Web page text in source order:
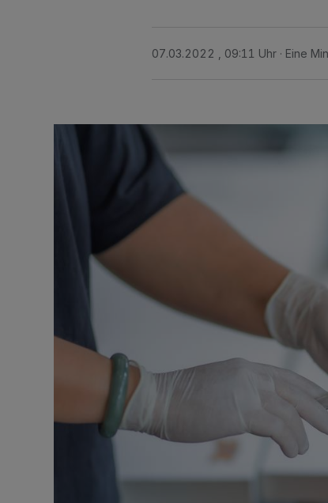
07.03.2022 , 09:11 Uhr Eine